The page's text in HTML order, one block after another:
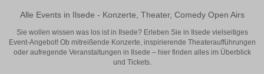
Alle Events in Ilsede - Konzerte, Theater, Comedy Open Airs
Sie wollen wissen was los ist in Ilsede? Erleben Sie in Ilsede vielseitiges
Event-Angebot! Ob mitreißende Konzerte, inspirierende Theateraufführungen
oder aufregende Veranstaltungen in Ilsede – hier finden alles im Überblick
und Tickets.